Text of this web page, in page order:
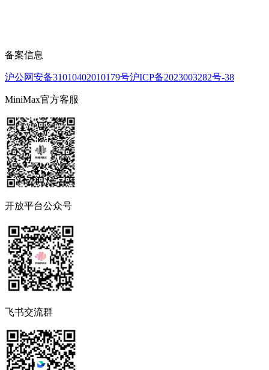
备案信息
沪公网安备31010402010179号沪ICP备2023003282号-38
MiniMax官方客服
开放平台公众号
飞书交流群